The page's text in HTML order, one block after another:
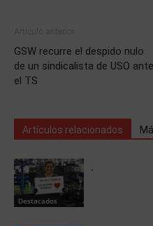
GSW recurre el despido nulo
de un sindicalista de USO ante
el TS
Artículos relacionados
Destacados
.